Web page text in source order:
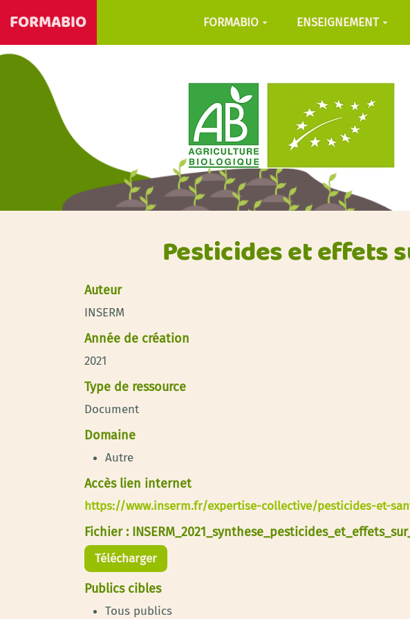
FORMABIO FORMABIO ENSEIGNEMENT
Pesticides et effets
Auteur
INSERM
Année de création
2021
Type de ressource
Document
Domaine
Autre
Accès lien internet
https://www.inserm.fr/expertise-collective/pesticides-et-
Fichier :
Télécharger
Publics cibles
Tous publics